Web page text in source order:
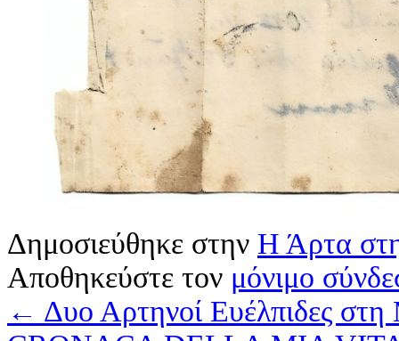
Δημοσιεύθηκε στην Η Άρτα
Αποθηκεύστε τον μόνιμο
← Δυο Αρτηνοί Ευέλπιδες